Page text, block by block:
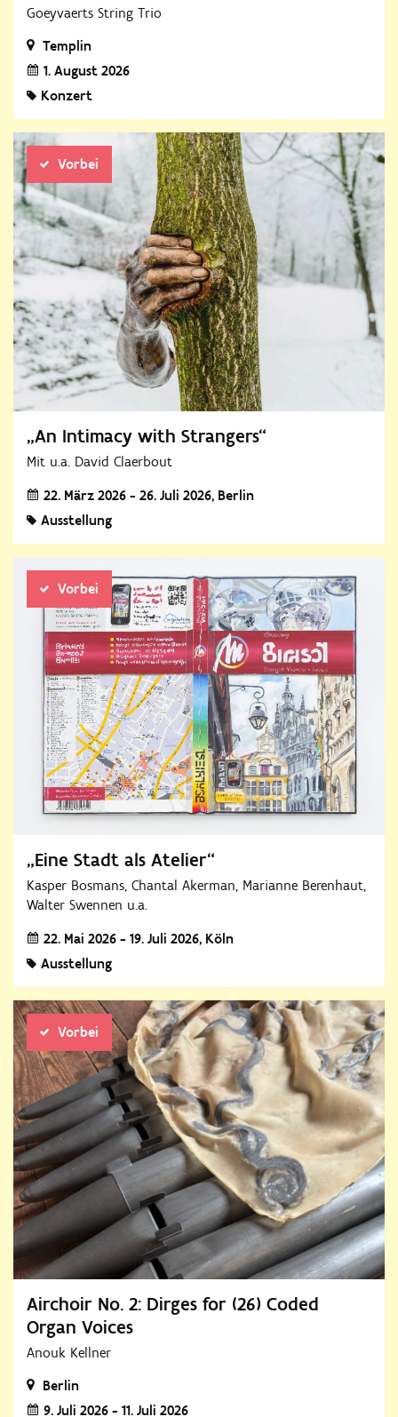
Goeyvaerts String Trio
Templin
1. August 2026
Konzert
Vorbei
„An Intimacy with Strangers“
Mit u.a. David Claerbout
22. März 2026 - 26. Juli 2026 Berlin
Ausstellung
Vorbei
„Eine Stadt als Atelier“
Kasper Bosmans, Chantal Akerman, Marianne Berenhaut,
Walter Swennen u.a.
22. Mai 2026 - 19. Juli 2026 Köln
Ausstellung
Vorbei
Airchoir No. 2: Dirges for (26) Coded
Organ Voices
Anouk Kellner
Berlin
9. Juli 2026 - 11. Juli 2026